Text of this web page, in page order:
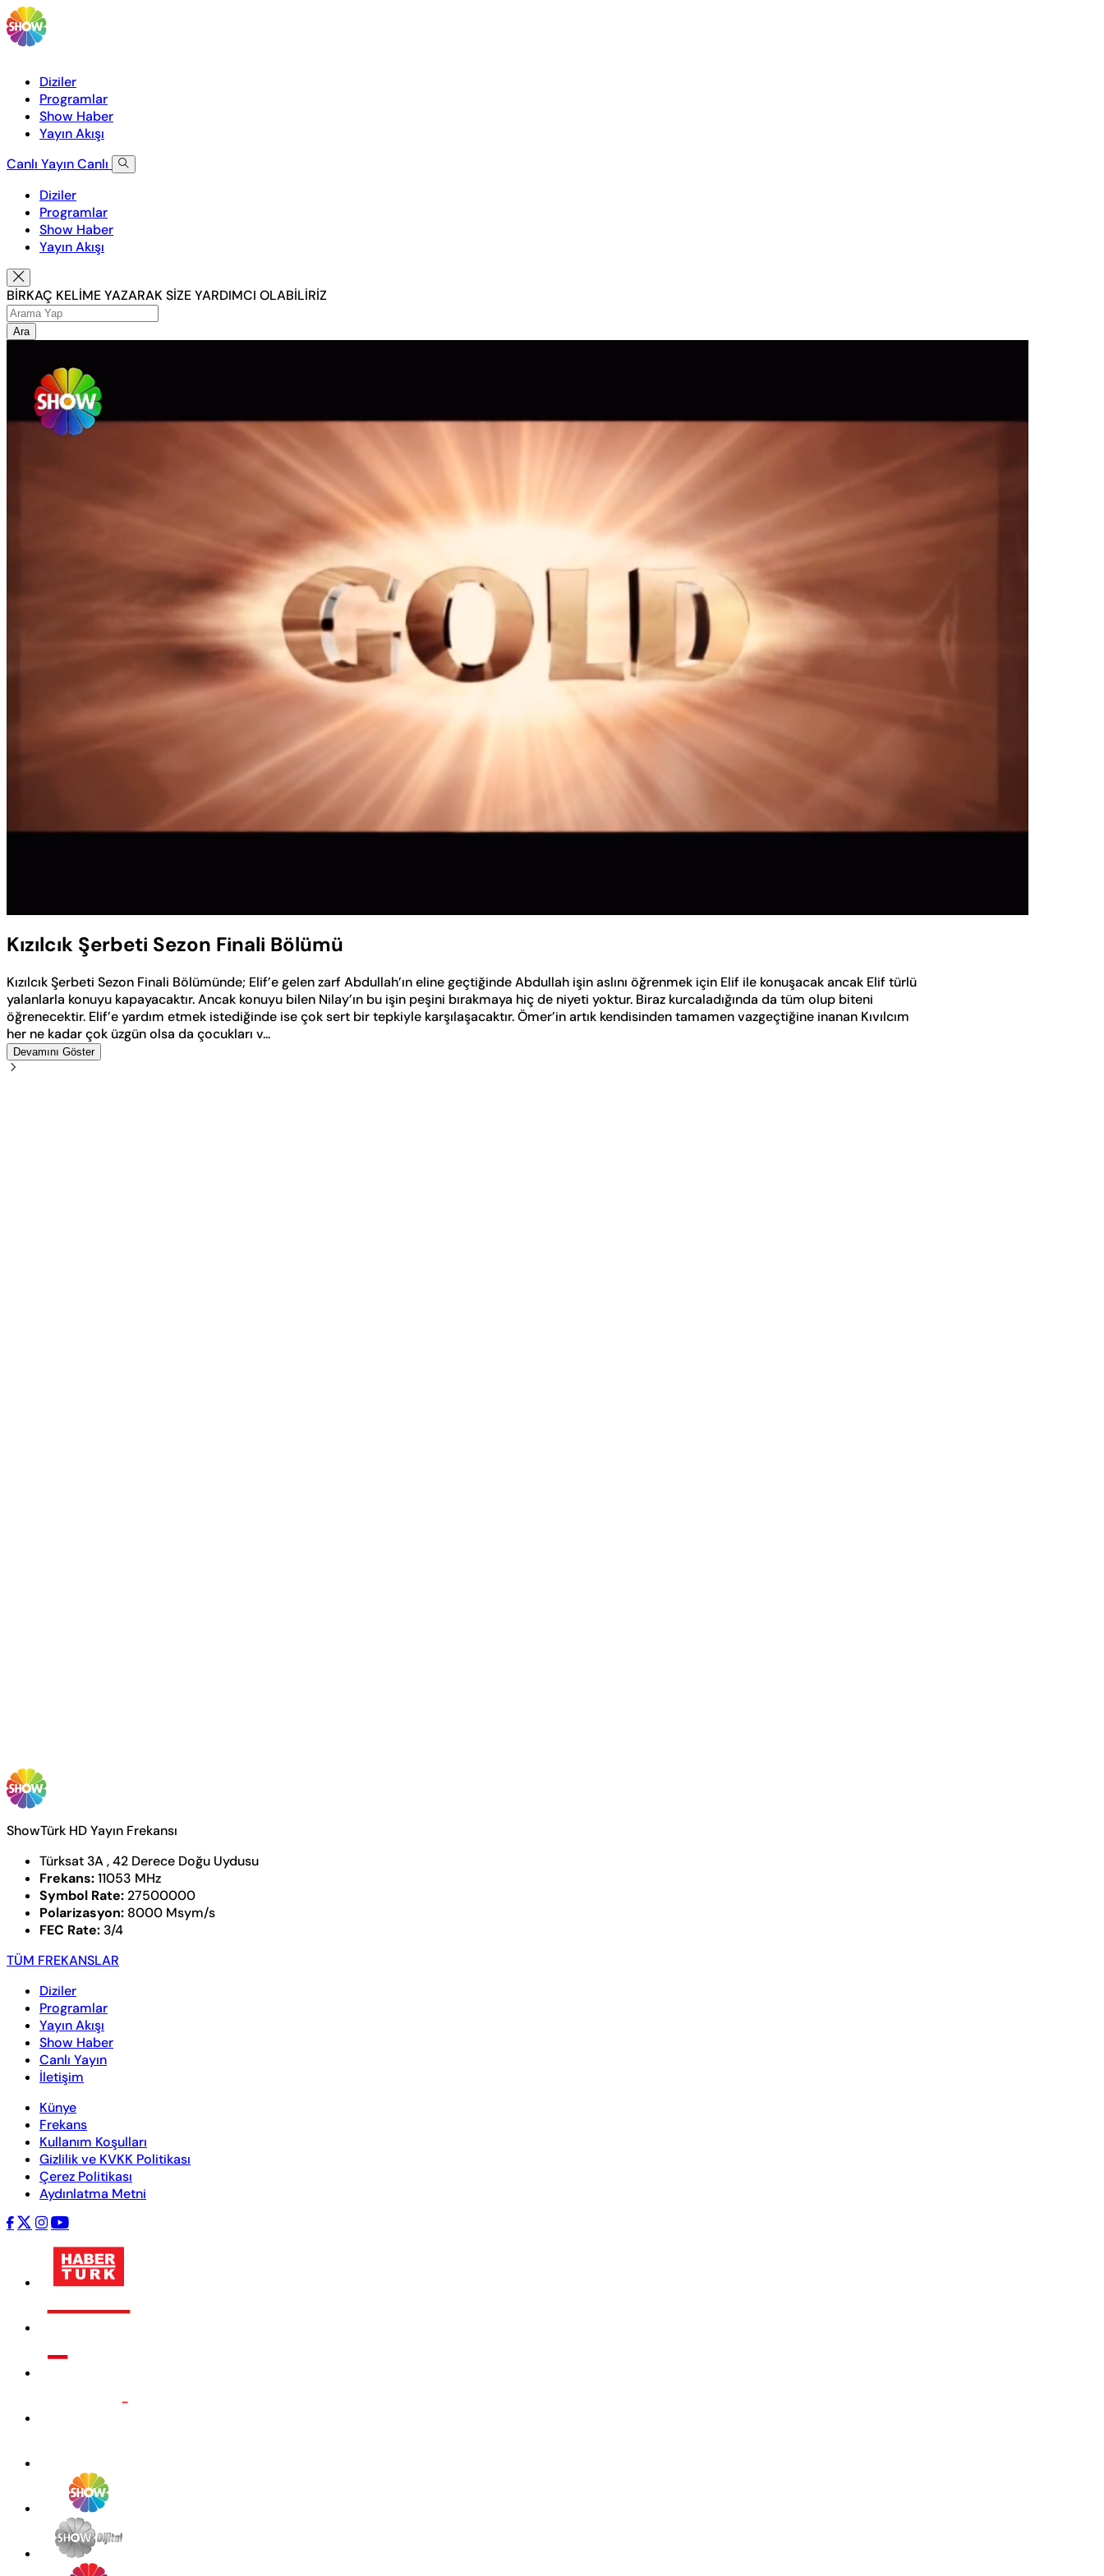
Diziler
Programlar
Show Haber
Yayın Akışı
Canlı YayınCanlı
Diziler
Programlar
Show Haber
Yayın Akışı
BİRKAÇ KELİME YAZARAK SİZE YARDIMCI OLABİLİRİZ
Ara
Kızılcık Şerbeti Sezon Finali Bölümü
Kızılcık Şerbeti Sezon Finali Bölümünde; Elif’e gelen zarf Abdullah’ın eline geçtiğinde Abdullah işin aslını öğrenmek için Elif ile konuşacak ancak Elif türlü
yalanlarla konuyu kapayacaktır. Ancak konuyu bilen Nilay’ın bu işin peşini bırakmaya hiç de niyeti yoktur. Biraz kurcaladığında da tüm olup biteni
öğrenecektir. Elif’e yardım etmek istediğinde ise çok sert bir tepkiyle karşılaşacaktır. Ömer’in artık kendisinden tamamen vazgeçtiğine inanan Kıvılcım
her ne kadar çok üzgün olsa da çocukları v...
Devamını Göster
ShowTürk HD Yayın Frekansı
Türksat 3A , 42 Derece Doğu Uydusu
Frekans:11053 MHz
Symbol Rate: 27500000
Polarizasyon: 8000 Msym/s
FEC Rate: 3/4
TÜM FREKANSLAR
Diziler
Programlar
Yayın Akışı
Show Haber
Canlı Yayın
İletişim
Künye
Frekans
Kullanım Koşulları
Gizlilik ve KVKK Politikası
Çerez Politikası
Aydınlatma Metni